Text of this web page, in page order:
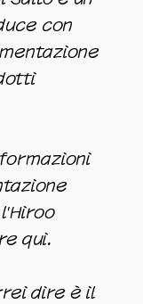
con
qui.
dire è il